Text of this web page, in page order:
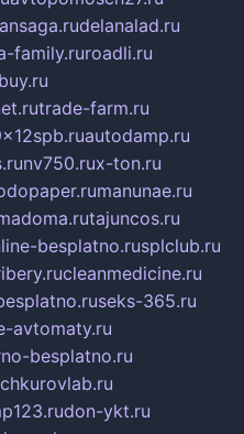
delanalad.ru
family.ruroadli.ru
trade-farm.ru
autodamp.ru
nv750.rux-ton.ru
manunae.ru
tajuncos.ru
besplatno.rusplclub.ru
cleanmedicine.ru
seks-365.ru
avtomaty.ru
besplatno.ru
don-ykt.ru